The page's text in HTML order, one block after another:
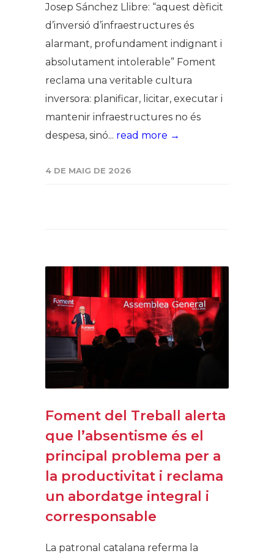
Josep Sánchez Llibre: “aquest dèficit
d’inversió d’infraestructures és
alarmant, profundament indignant i
absolutament intolerable” Foment
reclama una veritable cultura
inversora: planificar, licitar, executar i
mantenir infraestructures no és
despesa, sinó... read more →
4 DE MAIG DE 2026
Foment del Treball alerta
que l’absentisme és el
principal problema per a
la productivitat i reclama
un abordatge integral i
corresponsable
La patronal catalana referma la